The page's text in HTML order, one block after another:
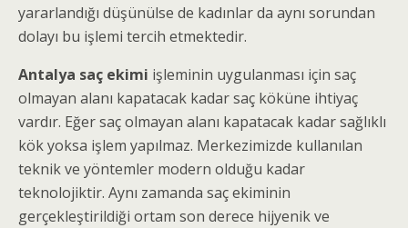
yararlandığı düşünülse de kadınlar da aynı sorundan
dolayı bu işlemi tercih etmektedir.
Antalya saç ekimi işleminin uygulanması için saç
olmayan alanı kapatacak kadar saç köküne ihtiyaç
vardır. Eğer saç olmayan alanı kapatacak kadar sağlıklı
kök yoksa işlem yapılmaz. Merkezimizde kullanılan
teknik ve yöntemler modern olduğu kadar
teknolojiktir. Aynı zamanda saç ekiminin
gerçekleştirildiği ortam son derece hijyenik ve